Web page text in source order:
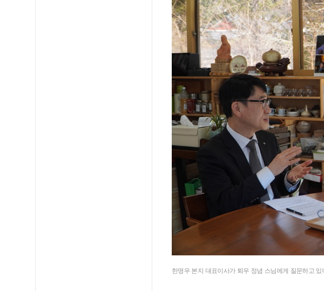
한명우 본지 대표이사가 퇴우 정념 스님에게 질문하고 있